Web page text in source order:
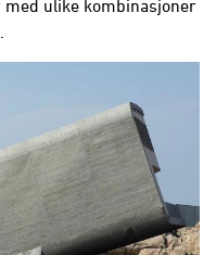
med ulike kombinasjoner